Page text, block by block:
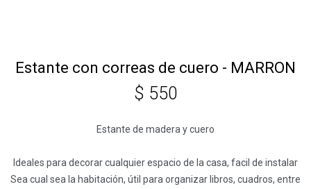
Estante con correas de cuero - MARRON
$ 550
Estante de madera y cuero
Ideales para decorar cualquier espacio de la casa, facil de instalar
Sea cual sea la habitación, útil para organizar libros, cuadros, entre